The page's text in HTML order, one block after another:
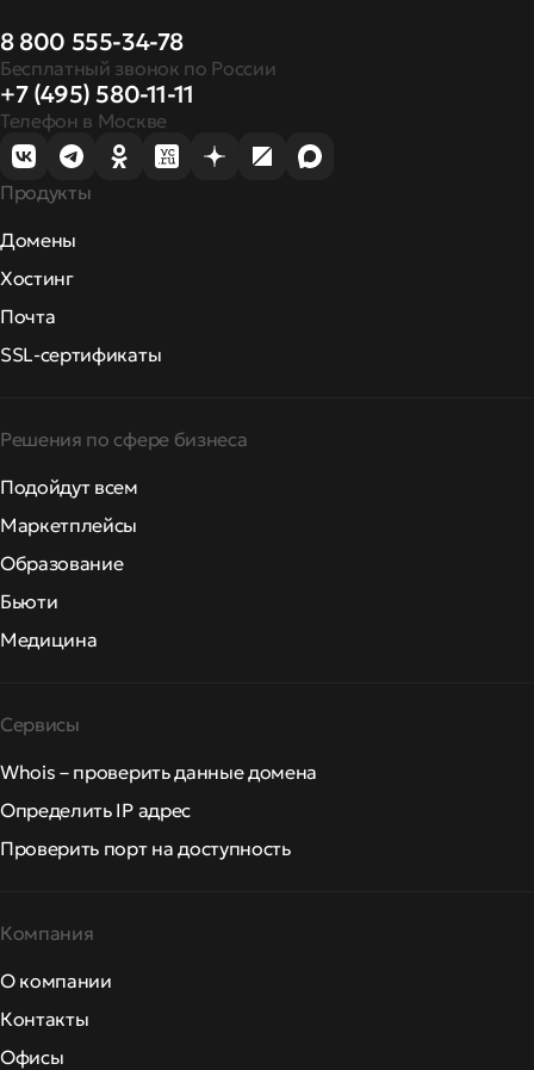
8 800 555-34-78
Бесплатный звонок по России
+7 (495) 580-11-11
Телефон в Москве
Продукты
Домены
Хостинг
Почта
SSL-сертификаты
Решения по сфере бизнеса
Подойдут всем
Маркетплейсы
Образование
Бьюти
Медицина
Сервисы
Whois – проверить данные домена
Определить IP адрес
Проверить порт на доступность
Компания
О компании
Контакты
Офисы